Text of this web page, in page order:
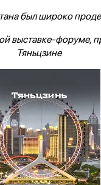
был широко
выставке-форуме,
Тяньцзине